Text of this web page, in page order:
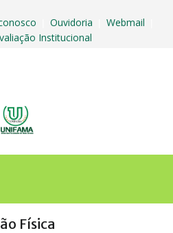
Ouvidoria Webmail
Institucional
Física